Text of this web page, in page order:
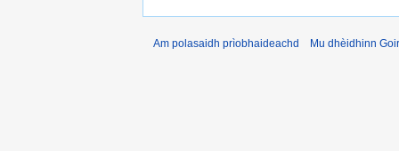
Am polasaidh prìobhaideachd Mu dhèidhinn